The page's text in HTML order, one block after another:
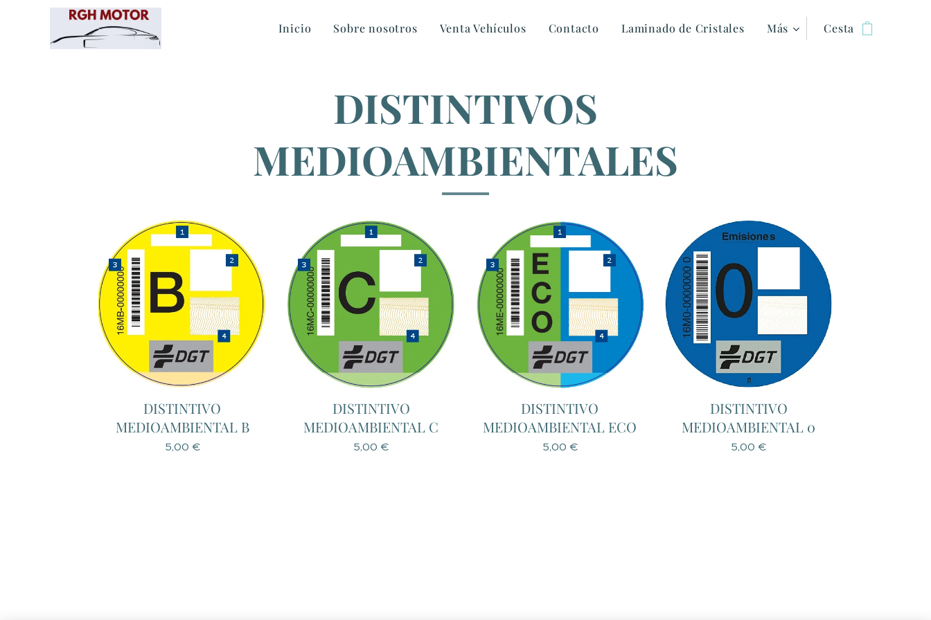
Inicio Sobre nosotros Venta Vehículos Contacto Laminado de Cristales Más Cesta
DISTINTIVOS
MEDIOAMBIENTALES
DISTINTIVO
MEDIOAMBIENTAL B
5,00 €
DISTINTIVO
MEDIOAMBIENTAL C
5,00 €
DISTINTIVO
MEDIOAMBIENTAL ECO
5,00 €
DISTINTIVO
MEDIOAMBIENTAL 0
5,00 €